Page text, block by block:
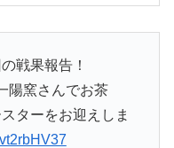
戦果報告！
陽窯さんでお茶
ターをお迎えしま